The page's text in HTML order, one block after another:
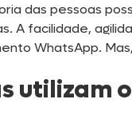
das pessoas
A facilidade,
WhatsApp.
utilizam